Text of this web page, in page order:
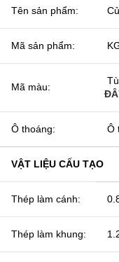
Tên sản phẩm:
Mã sản phẩm:
Mã màu:
Ô thoáng: Ô
VẬT LIỆU CẤU TẠO
Thép làm cánh:
Thép làm khung: